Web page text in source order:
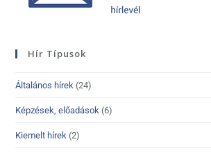
Hír Típusok
Általános hírek (24)
Képzések, előadások (6)
Kiemelt hírek (2)